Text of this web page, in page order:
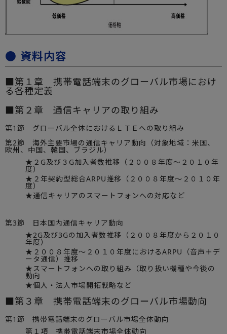
● 資料内容
■第１章 携帯電話端末のグローバル市場におけ
る各種定義
■第２章 通信キャリアの取り組み
第1節 グローバル全体におけるＬＴＥへの取り組み
第2節 海外主要市場の通信キャリア動向（対象地域：米国、
欧州、中国、韓国、ブラジル）
★２G及び３G加入者数推移（２００８年度～２０１０年
度）
★２年契約型総合ARPU推移（２００８年度～２０１０年
度）
★通信キャリアのスマートフォンへの対応など
第3節 日本国内通信キャリア動向
★2G及び3Gの加入者数推移（２００８年度から２０１０
年度）
★２００８年度～２０１０年度におけるARPU（音声＋デ
ータ通信）推移
★スマートフォンへの取り組み（取り扱い機種や今後の
動向
★個人・法人市場開拓戦略など
■第３章 携帯電話端末のグローバル市場動向
第1節 携帯電話端末のグローバル市場全体動向
第１項 携帯電話端末市場全体動向